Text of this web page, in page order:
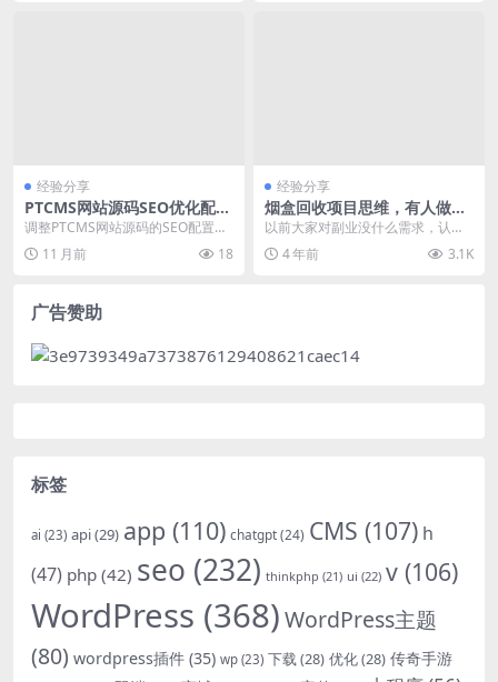
经验分享
PTCMS网站源码SEO优化配置
详解与实践
调整PTCMS网站源码的SEO配置，
提升搜索引擎排名。 PTCMS SEO
配置文...
11 月前 18
经验分享
烟盒回收项目思维，有人做到
月入过万
以前大家对副业没什么需求，认为9
96的工作制已经让人精疲力竭了，
下班后只想把身体...
4 年前 3.1K
广告赞助
标签
ai (23) api(29) app (110) chatgpt(24) CMS (107) h
(47) php (42) seo (232) thinkphp (21) ui (22) v (106)
WordPress (368)WordPress主题
(80) wordpress插件 (35) wp (23) 下载(28) 优化(28) 传奇手游